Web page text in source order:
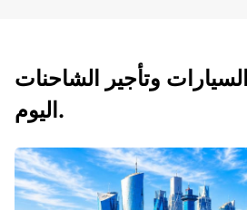
وتأجير الشاحنات
اليوم.